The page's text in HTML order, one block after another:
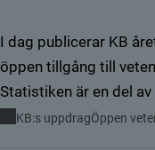
I dag publicerar KB
öppen tillgång till
Statistiken är en del
upp och främja
KB:s uppdragÖppen